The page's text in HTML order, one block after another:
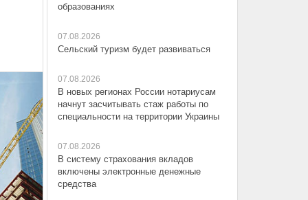
образованиях
07.08.2026
Сельский туризм будет развиваться
07.08.2026
В новых регионах России нотариусам
начнут засчитывать стаж работы по
специальности на территории Украины
07.08.2026
В систему страхования вкладов
включены электронные денежные
средства